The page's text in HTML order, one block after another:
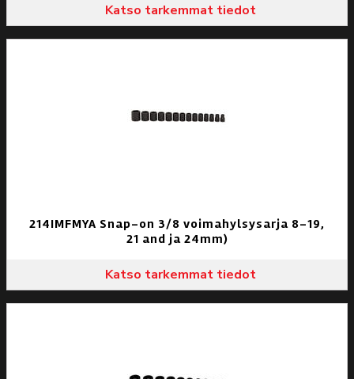
Katso tarkemmat tiedot
214IMFMYA Snap-on 3/8 voimahylsysarja 8-19,
21 and ja 24mm)
Katso tarkemmat tiedot